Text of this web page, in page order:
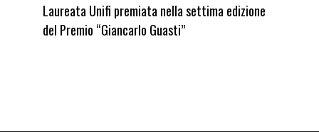
Laureata Unifi premiata nella settima edizione
del Premio “Giancarlo Guasti”